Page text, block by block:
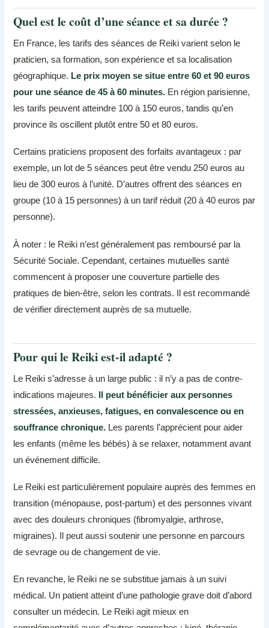
Quel est le coût d’une séance et sa durée ?
En France, les tarifs des séances de Reiki varient selon le
praticien, sa formation, son expérience et sa localisation
géographique. Le prix moyen se situe entre 60 et 90 euros
pour une séance de 45 à 60 minutes. En région parisienne,
les tarifs peuvent atteindre 100 à 150 euros, tandis qu’en
province ils oscillent plutôt entre 50 et 80 euros.
Certains praticiens proposent des forfaits avantageux : par
exemple, un lot de 5 séances peut être vendu 250 euros au
lieu de 300 euros à l’unité. D’autres offrent des séances en
groupe (10 à 15 personnes) à un tarif réduit (20 à 40 euros par
personne).
À noter : le Reiki n’est généralement pas remboursé par la
Sécurité Sociale. Cependant, certaines mutuelles santé
commencent à proposer une couverture partielle des
pratiques de bien-être, selon les contrats. Il est recommandé
de vérifier directement auprès de sa mutuelle.
Pour qui le Reiki est-il adapté ?
Le Reiki s’adresse à un large public : il n’y a pas de contre-
indications majeures. Il peut bénéficier aux personnes
stressées, anxieuses, fatigues, en convalescence ou en
souffrance chronique. Les parents l’apprécient pour aider
les enfants (même les bébés) à se relaxer, notamment avant
un événement difficile.
Le Reiki est particulièrement populaire auprès des femmes en
transition (ménopause, post-partum) et des personnes vivant
avec des douleurs chroniques (fibromyalgie, arthrose,
migraines). Il peut aussi soutenir une personne en parcours
de sevrage ou de changement de vie.
En revanche, le Reiki ne se substitue jamais à un suivi
médical. Un patient atteint d’une pathologie grave doit d’abord
consulter un médecin. Le Reiki agit mieux en